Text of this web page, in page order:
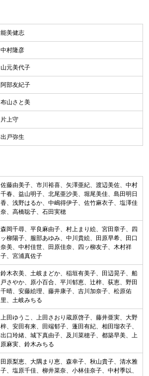
能美健志
中村隆彦
山元美代子
阿部友紀子
布山さと美
片上守
出戸弥生
佐藤由美子、市川裕喜、矢澤亜紀、渡辺美佐、中村
千春、益山明子、北尾亜沙美、堀尾美佳、島田明日
香、浅野はるか、中嶋得伊子、佐竹麻衣子、塩澤佳
奈、高橋聡子、石田実穂
森岡千尋、平良麻由子、村上まり絵、宮田章子、四
ッ柳陽子、服部あゆみ、中川貴絵、田原早希、田口
奈美、中村佳世、田原佳奈、四ッ柳友子、木村祥
子、宮浦真佐子
鈴木衣美、土岐まどか、稲垣有美子、田辺晃子、船
戸さやか、原小百合、平川郁恵、辻梓、荻恵、野田
千晴、安藤絵理、藤井康子、吉川加奈子、松原佑
里、土岐みちる
上田ゆうこ、上田さおり蔵原啓子、藤井亜実、大野
梓、安田有来、田端郁子、蓬田有紀、相田瑠衣子、
出口玲緒、城下真由子、及川菜穂子、都築早美、上
原麻実、鈴木みちる
田原梨恵、大隅まり恵、森幸子、秋山貴子、清水雅
子、塩原千佳、柳井菜奈、小林佳奈子、中村季以、